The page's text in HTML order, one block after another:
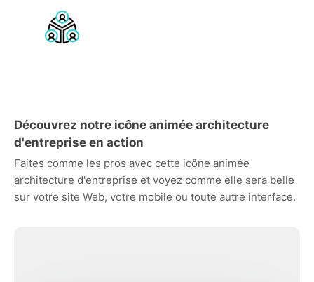
Découvrez notre icône animée architecture
d'entreprise en action
Faites comme les pros avec cette icône animée
architecture d'entreprise et voyez comme elle sera belle
sur votre site Web, votre mobile ou toute autre interface.